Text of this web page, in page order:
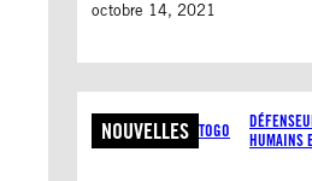
octobre 14, 2021
NOUVELLES TOGO
HUMAINS